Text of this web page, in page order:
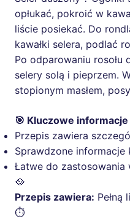
opłukać, pokroić w
liście posiekać. Do
kawałki selera, podlać
Po odparowaniu rosołu
selery solą i pieprzem.
stopionym masłem,
🎯 Kluczowe informacje
Przepis zawiera
Sprawdzone informacje
Łatwe do zastosowania
🥘
Przepis zawiera: Pełną
⏱️